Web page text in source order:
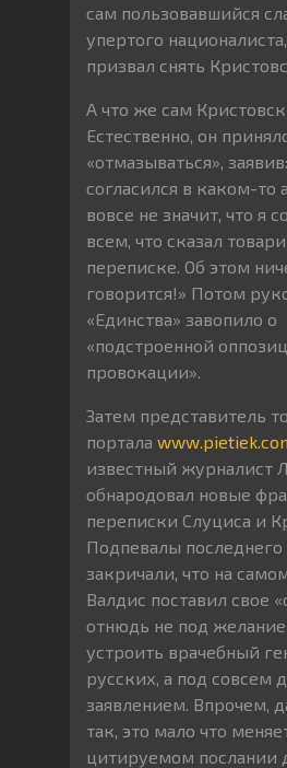
сам пользовавшийся
упертого
призвал снять
А что же сам
Естественно, он
«отмазываться»,
согласился в каком-то
вовсе не значит, что я
всем, что сказал
переписке. Об этом
говорится!» Потом
«Единства» завопило о
«подстроенной
провокации».
Затем представитель
портала
известный журналист
обнародовал новые
переписки Слуциса и
Подпевалы последнего
закричали, что на
Валдис поставил свое
отнюдь не под
устроить врачебный
русских, а под совсем
заявлением. Впрочем,
так, это мало что
цитируемом послании